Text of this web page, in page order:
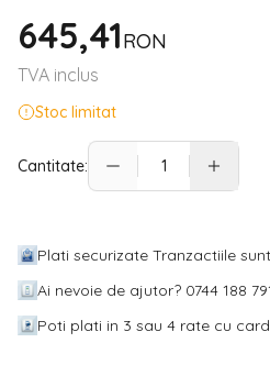
645,41RON
TVA inclus
Stoc limitat
Cantitate:
Plati securizate Tranzactiile
Ai nevoie de ajutor? 0744 188
Poti plati in 3 sau 4 rate cu